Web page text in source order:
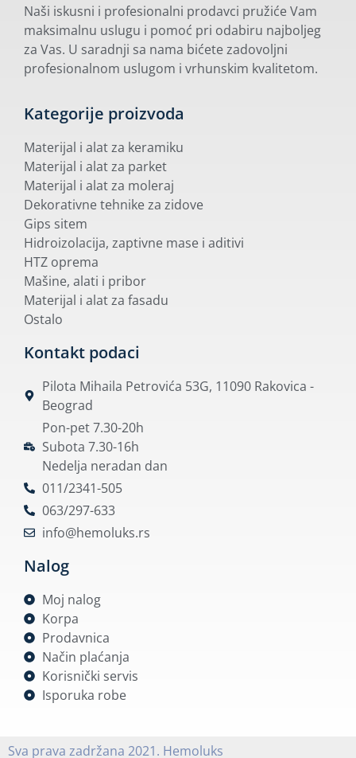
Naši iskusni i profesionalni prodavci pružiće Vam
maksimalnu uslugu i pomoć pri odabiru najboljeg
za Vas. U saradnji sa nama bićete zadovoljni
profesionalnom uslugom i vrhunskim kvalitetom.
Kategorije proizvoda
Materijal i alat za keramiku
Materijal i alat za parket
Materijal i alat za moleraj
Dekorativne tehnike za zidove
Gips sitem
Hidroizolacija, zaptivne mase i aditivi
HTZ oprema
Mašine, alati i pribor
Materijal i alat za fasadu
Ostalo
Kontakt podaci
Pilota Mihaila Petrovića 53G, 11090 Rakovica -
Beograd
Pon-pet 7.30-20h
Subota 7.30-16h
Nedelja neradan dan
011/2341-505
063/297-633
info@hemoluks.rs
Nalog
Moj nalog
Korpa
Prodavnica
Način plaćanja
Korisnički servis
Isporuka robe
Sva prava zadržana 2021. Hemoluks